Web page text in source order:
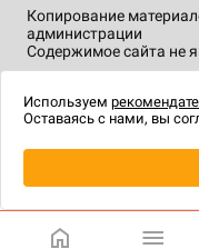
Копирование
администрации
Содержимое сайта не
технологии.
Используем
Оставаясь с нами, вы